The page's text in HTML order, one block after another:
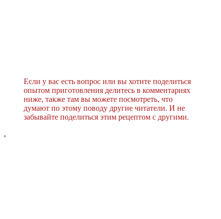
Если у вас есть вопрос или вы хотите поделиться
опытом приготовления делитесь в комментариях
ниже, также там вы можете посмотреть, что
думают по этому поводу другие читатели. И не
забывайте поделиться этим рецептом с другими.
,